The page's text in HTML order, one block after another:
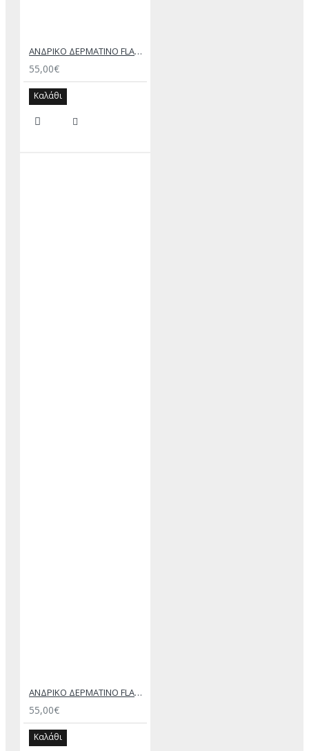
ΑΝΔΡΙΚΟ ΔΕΡΜΑΤΙΝΟ FLAT ΣΑΝΔΑΛΙ ΤΖΙΝ ΚΕΡΙ ΕΚΤΟΡΑΣ
55,00€
Καλάθι
ΑΝΔΡΙΚΟ ΔΕΡΜΑΤΙΝΟ FLAT ΣΑΝΔΑΛΙ ΜΑΥΡΟ ΑΧΙΛΛΕΑΣ
55,00€
Καλάθι